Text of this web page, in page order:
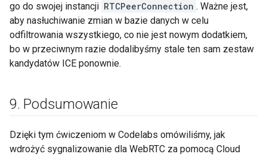
go do swojej instancji RTCPeerConnection . Ważne jest,
aby nasłuchiwanie zmian w bazie danych w celu
odfiltrowania wszystkiego, co nie jest nowym dodatkiem,
bo w przeciwnym razie dodalibyśmy stale ten sam zestaw
kandydatów ICE ponownie.
9. Podsumowanie
Dzięki tym ćwiczeniom w Codelabs omówiliśmy, jak
wdrożyć sygnalizowanie dla WebRTC za pomocą Cloud